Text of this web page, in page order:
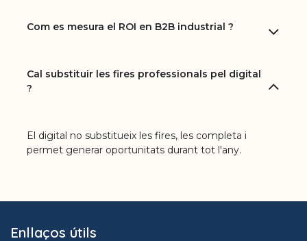
Com es mesura el ROI en B2B industrial ?
Cal substituir les fires professionals pel digital
?
El digital no substitueix les fires, les completa i
permet generar oportunitats durant tot l'any.
Enllaços útils